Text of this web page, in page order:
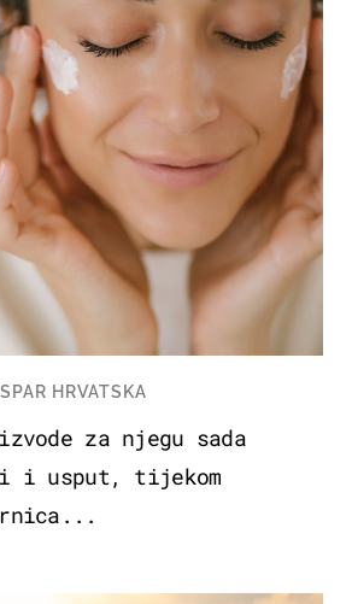
HRVATSKA
za njegu sada
i usput, tijekom